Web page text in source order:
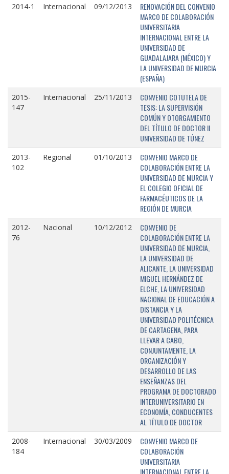
2014-1 Internacional 09/12/2013
RENOVACIÓN DEL CONVENIO
MARCO DE COLABORACIÓN
UNIVERSITARIA
INTERNACIONAL ENTRE LA
UNIVERSIDAD DE
GUADALAJARA (MÉXICO) Y
LA UNIVERSIDAD DE MURCIA
(ESPAÑA)
2015-
147
Internacional 25/11/2013
CONVENIO COTUTELA DE
TESIS: LA SUPERVISIÓN
COMÚN Y OTORGAMIENTO
DEL TÍTULO DE DOCTOR II
UNIVERSIDAD DE TÚNEZ
2013-
102
Regional 01/10/2013
CONVENIO MARCO DE
COLABORACIÓN ENTRE LA
UNIVERSIDAD DE MURCIA Y
EL COLEGIO OFICIAL DE
FARMACÉUTICOS DE LA
REGIÓN DE MURCIA
2012-
76
Nacional 10/12/2012
CONVENIO DE
COLABORACIÓN ENTRE LA
UNIVERSIDAD DE MURCIA,
LA UNIVERSIDAD DE
ALICANTE, LA UNIVERSIDAD
MIGUEL HERNÁNDEZ DE
ELCHE, LA UNIVERSIDAD
NACIONAL DE EDUCACIÓN A
DISTANCIA Y LA
UNIVERSIDAD POLITÉCNICA
DE CARTAGENA, PARA
LLEVAR A CABO,
CONJUNTAMENTE, LA
ORGANIZACIÓN Y
DESARROLLO DE LAS
ENSEÑANZAS DEL
PROGRAMA DE DOCTORADO
INTERUNIVERSITARIO EN
ECONOMÍA, CONDUCENTES
AL TÍTULO DE DOCTOR
2008-
184
Internacional 30/03/2009
CONVENIO MARCO DE
COLABORACIÓN
UNIVERSITARIA
INTERNACIONAL ENTRE LA